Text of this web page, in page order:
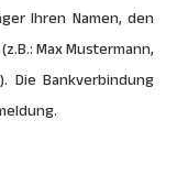
Ihren Namen, den
Max Mustermann,
Die Bankverbindung